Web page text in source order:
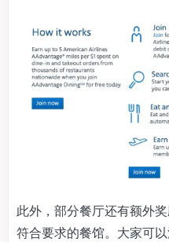
此外，部分餐厅还有额外
符合要求的餐馆。大家可